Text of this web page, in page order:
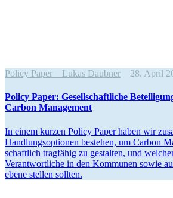
Policy Paper Lukas Daubner 28. April
Policy Paper: Gesell­schaft­liche
Carbon Management
In einem kurzen Policy Paper haben wir
Handlungs­op­tionen bestehen, um Carbon
schaftlich tragfähig zu gestalten, und
Verant­wort­liche in den Kommunen sowie
ebene stellen sollten.